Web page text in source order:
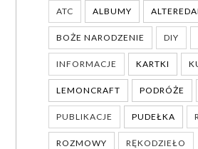
ATC ALBUMY
BOŻE NARODZENIE DIY
INFORMACJE KARTKI
LEMONCRAFT PODRÓŻE
PUBLIKACJE PUDEŁKA
ROZMOWY RĘKODZIEŁO